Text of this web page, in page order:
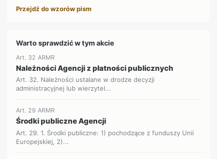
Przejdź do wzorów pism
Warto sprawdzić w tym akcie
Art. 32 ARMR
Należności Agencji z płatności publicznych
Art. 32. Należności ustalane w drodze decyzji
administracyjnej lub wierzytel...
Art. 29 ARMR
Środki publiczne Agencji
Art. 29. 1. Środki publiczne: 1) pochodzące z funduszy Unii
Europejskiej, 2)...